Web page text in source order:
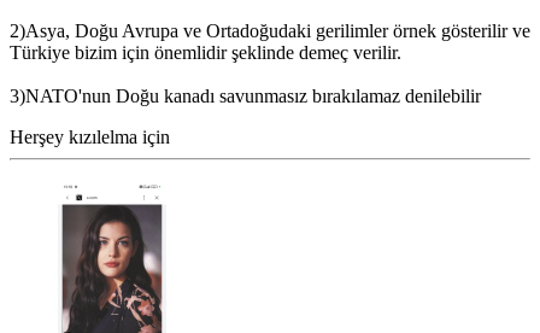
2)Asya, Doğu Avrupa ve Ortadoğudaki gerilimler örnek gösterilir ve
Türkiye bizim için önemlidir şeklinde demeç verilir.
3)NATO'nun Doğu kanadı savunmasız bırakılamaz denilebilir
Herşey kızılelma için